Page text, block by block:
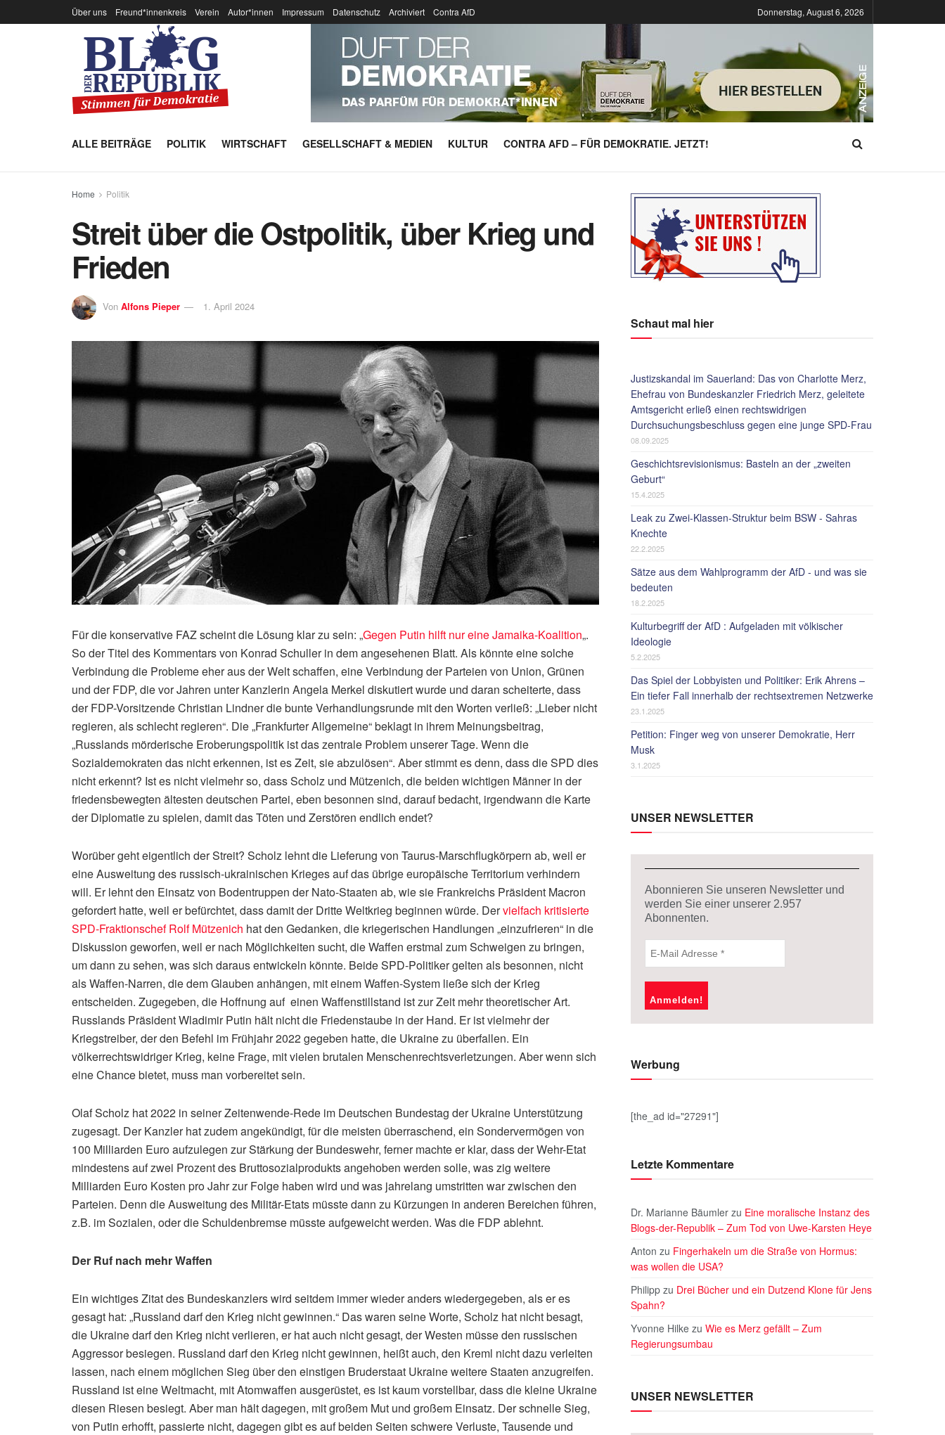
Über uns Freund*innenkreis Verein Autor*innen Impressum Datenschutz Archiviert Contra AfD Donnerstag, August 6, 2026
ALLE BEITRÄGE POLITIK WIRTSCHAFT GESELLSCHAFT & MEDIEN KULTUR CONTRA AFD – FÜR DEMOKRATIE. JETZT!
Home Politik
Streit über die Ostpolitik, über Krieg und
Frieden
Von Alfons Pieper 1. April 2024
Für die konservative FAZ scheint die Lösung klar zu sein: „Gegen Putin hilft nur eine Jamaika-Koalition„.
So der Titel des Kommentars von Konrad Schuller in dem angesehenen Blatt. Als könnte eine solche
Verbindung die Probleme eher aus der Welt schaffen, eine Verbindung der Parteien von Union, Grünen
und der FDP, die vor Jahren unter Kanzlerin Angela Merkel diskutiert wurde und daran scheiterte, dass
der FDP-Vorsitzende Christian Lindner die bunte Verhandlungsrunde mit den Worten verließ: „Lieber nicht
regieren, als schlecht regieren“. Die „Frankfurter Allgemeine“ beklagt in ihrem Meinungsbeitrag,
„Russlands mörderische Eroberungspolitik ist das zentrale Problem unserer Tage. Wenn die
Sozialdemokraten das nicht erkennen, ist es Zeit, sie abzulösen“. Aber stimmt es denn, dass die SPD dies
nicht erkennt? Ist es nicht vielmehr so, dass Scholz und Mützenich, die beiden wichtigen Männer in der
friedensbewegten ältesten deutschen Partei, eben besonnen sind, darauf bedacht, irgendwann die Karte
der Diplomatie zu spielen, damit das Töten und Zerstören endlich endet?
Worüber geht eigentlich der Streit? Scholz lehnt die Lieferung von Taurus-Marschflugkörpern ab, weil er
eine Ausweitung des russisch-ukrainischen Krieges auf das übrige europäische Territorium verhindern
will. Er lehnt den Einsatz von Bodentruppen der Nato-Staaten ab, wie sie Frankreichs Präsident Macron
gefordert hatte, weil er befürchtet, dass damit der Dritte Weltkrieg beginnen würde. Dervielfach kritisierte
SPD-Fraktionschef Rolf Mützenich hat den Gedanken, die kriegerischen Handlungen „einzufrieren“ in die
Diskussion geworfen, weil er nach Möglichkeiten sucht, die Waffen erstmal zum Schweigen zu bringen,
um dann zu sehen, was sich daraus entwickeln könnte. Beide SPD-Politiker gelten als besonnen, nicht
als Waffen-Narren, die dem Glauben anhängen, mit einem Waffen-System ließe sich der Krieg
entscheiden. Zugegeben, die Hoffnung auf einen Waffenstillstand ist zur Zeit mehr theoretischer Art.
Russlands Präsident Wladimir Putin hält nicht die Friedenstaube in der Hand. Er ist vielmehr der
Kriegstreiber, der den Befehl im Frühjahr 2022 gegeben hatte, die Ukraine zu überfallen. Ein
völkerrechtswidriger Krieg, keine Frage, mit vielen brutalen Menschenrechtsverletzungen. Aber wenn sich
eine Chance bietet, muss man vorbereitet sein.
Olaf Scholz hat 2022 in seiner Zeitenwende-Rede im Deutschen Bundestag der Ukraine Unterstützung
zugesagt. Der Kanzler hat zudem angekündigt, für die meisten überraschend, ein Sondervermögen von
100 Milliarden Euro aufzulegen zur Stärkung der Bundeswehr, ferner machte er klar, dass der Wehr-Etat
mindestens auf zwei Prozent des Bruttosozialprodukts angehoben werden solle, was zig weitere
Milliarden Euro Kosten pro Jahr zur Folge haben wird und was jahrelang umstritten war zwischen den
Parteien. Denn die Ausweitung des Militär-Etats müsste dann zu Kürzungen in anderen Bereichen führen,
z.B. im Sozialen, oder die Schuldenbremse müsste aufgeweicht werden. Was die FDP ablehnt.
Der Ruf nach mehr Waffen
Ein wichtiges Zitat des Bundeskanzlers wird seitdem immer wieder anders wiedergegeben, als er es
gesagt hat: „Russland darf den Krieg nicht gewinnen.“ Das waren seine Worte, Scholz hat nicht besagt,
die Ukraine darf den Krieg nicht verlieren, er hat auch nicht gesagt, der Westen müsse den russischen
Aggressor besiegen. Russland darf den Krieg nicht gewinnen, heißt auch, den Kreml nicht dazu verleiten
lassen, nach einem möglichen Sieg über den einstigen Bruderstaat Ukraine weitere Staaten anzugreifen.
Russland ist eine Weltmacht, mit Atomwaffen ausgerüstet, es ist kaum vorstellbar, dass die kleine Ukraine
diesen Riesen besiegt. Aber man hält dagegen, mit großem Mut und großem Einsatz. Der schnelle Sieg,
von Putin erhofft, passierte nicht, dagegen gibt es auf beiden Seiten schwere Verluste, Tausende und
Schaut mal hier
Justizskandal im Sauerland: Das von Charlotte Merz,
Ehefrau von Bundeskanzler Friedrich Merz, geleitete
Amtsgericht erließ einen rechtswidrigen
Durchsuchungsbeschluss gegen eine junge SPD-Frau
08.09.2025
Geschichtsrevisionismus: Basteln an der „zweiten
Geburt“
15.4.2025
Leak zu Zwei-Klassen-Struktur beim BSW - Sahras
Knechte
22.2.2025
Sätze aus dem Wahlprogramm der AfD - und was sie
bedeuten
18.2.2025
Kulturbegriff der AfD : Aufgeladen mit völkischer
Ideologie
5.2.2025
Das Spiel der Lobbyisten und Politiker: Erik Ahrens –
Ein tiefer Fall innerhalb der rechtsextremen Netzwerke
23.1.2025
Petition: Finger weg von unserer Demokratie, Herr
Musk
3.1.2025
UNSER NEWSLETTER
Abonnieren Sie unseren Newsletter und
werden Sie einer unserer 2.957
Abonnenten.
Werbung
[the_ad id="27291"]
Letzte Kommentare
Dr. Marianne Bäumler zu Eine moralische Instanz des
Blogs-der-Republik – Zum Tod von Uwe-Karsten Heye
Anton zu Fingerhakeln um die Straße von Hormus:
was wollen die USA?
Philipp zu Drei Bücher und ein Dutzend Klone für Jens
Spahn?
Yvonne Hilke zu Wie es Merz gefällt – Zum
Regierungsumbau
UNSER NEWSLETTER